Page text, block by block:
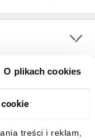
O plikach cookies
treści i reklam,